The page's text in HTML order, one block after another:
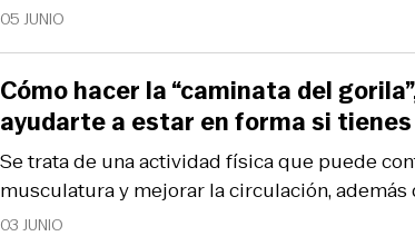
05 JUNIO
03 JUNIO
Se trata de una actividad física que puede
musculatura y mejorar la circulación,
Cómo hacer la “caminata del
ayudarte a estar en forma si